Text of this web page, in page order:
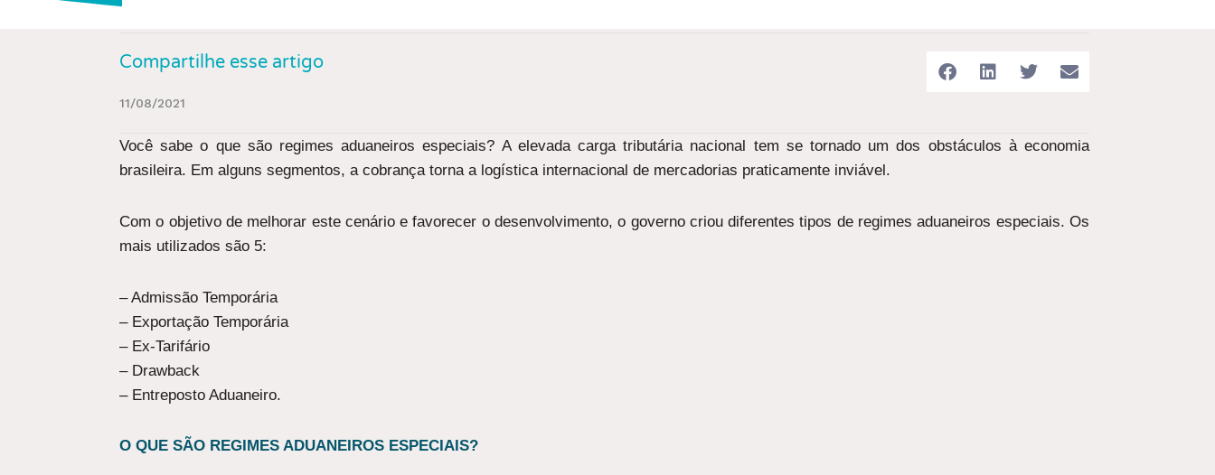
Compartilhe esse artigo
11/08/2021
Você sabe o que são regimes aduaneiros especiais? A elevada carga tributária nacional tem se tornado um dos obstáculos à economia
brasileira. Em alguns segmentos, a cobrança torna a logística internacional de mercadorias praticamente inviável.
Com o objetivo de melhorar este cenário e favorecer o desenvolvimento, o governo criou diferentes tipos de regimes aduaneiros especiais. Os
mais utilizados são 5:
– Admissão Temporária
– Exportação Temporária
– Ex-Tarifário
– Drawback
– Entreposto Aduaneiro.
O QUE SÃO REGIMES ADUANEIROS ESPECIAIS?